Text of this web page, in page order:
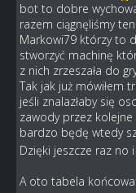
bot to dobre
razem ciągnęliśmy
Markowi79 którzy to
stworzyć machinę
z nich zrzeszała do
Tak jak już mówiłem
jeśli znalazłaby się
zawody przez
bardzo będę wtedy
Dzięki jeszcze raz no
A oto tabela